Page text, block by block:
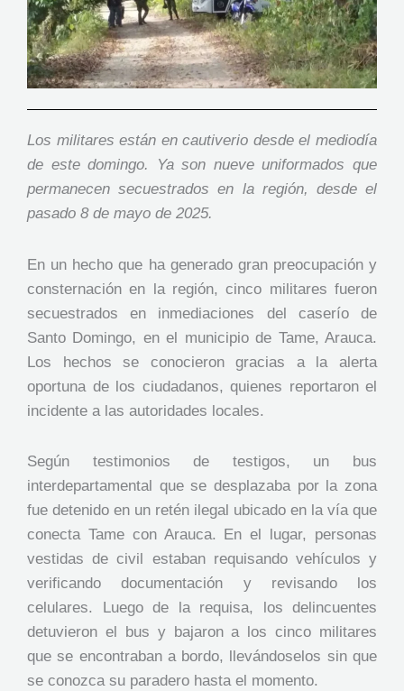
Los militares están en cautiverio desde el mediodía
de este domingo. Ya son nueve uniformados que
permanecen secuestrados en la región, desde el
pasado 8 de mayo de 2025.
En un hecho que ha generado gran preocupación y
consternación en la región, cinco militares fueron
secuestrados en inmediaciones del caserío de
Santo Domingo, en el municipio de Tame, Arauca.
Los hechos se conocieron gracias a la alerta
oportuna de los ciudadanos, quienes reportaron el
incidente a las autoridades locales.
Según testimonios de testigos, un bus
interdepartamental que se desplazaba por la zona
fue detenido en un retén ilegal ubicado en la vía que
conecta Tame con Arauca. En el lugar, personas
vestidas de civil estaban requisando vehículos y
verificando documentación y revisando los
celulares. Luego de la requisa, los delincuentes
detuvieron el bus y bajaron a los cinco militares
que se encontraban a bordo, llevándoselos sin que
se conozca su paradero hasta el momento.